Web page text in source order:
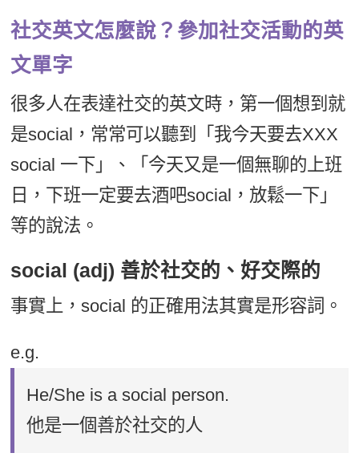
社交英文怎麼說？參加社交活動的英
文單字
很多人在表達社交的英文時，第一個想到就
是social，常常可以聽到「我今天要去XXX
social 一下」、「今天又是一個無聊的上班
日，下班一定要去酒吧social，放鬆一下」
等的說法。
social (adj) 善於社交的、好交際的
事實上，social 的正確用法其實是形容詞。
e.g.
He/She is a social person.
他是一個善於社交的人